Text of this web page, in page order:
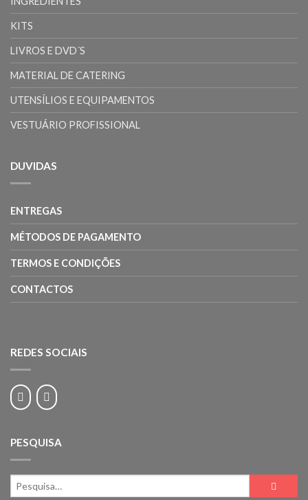
KITS
LIVROS E DVD´S
MATERIAL DE CATERING
UTENSÍLIOS E EQUIPAMENTOS
VESTUÁRIO PROFISSIONAL
DUVIDAS
ENTREGAS
MÉTODOS DE PAGAMENTO
TERMOS E CONDIÇÕES
CONTACTOS
REDES SOCIAIS
PESQUISA